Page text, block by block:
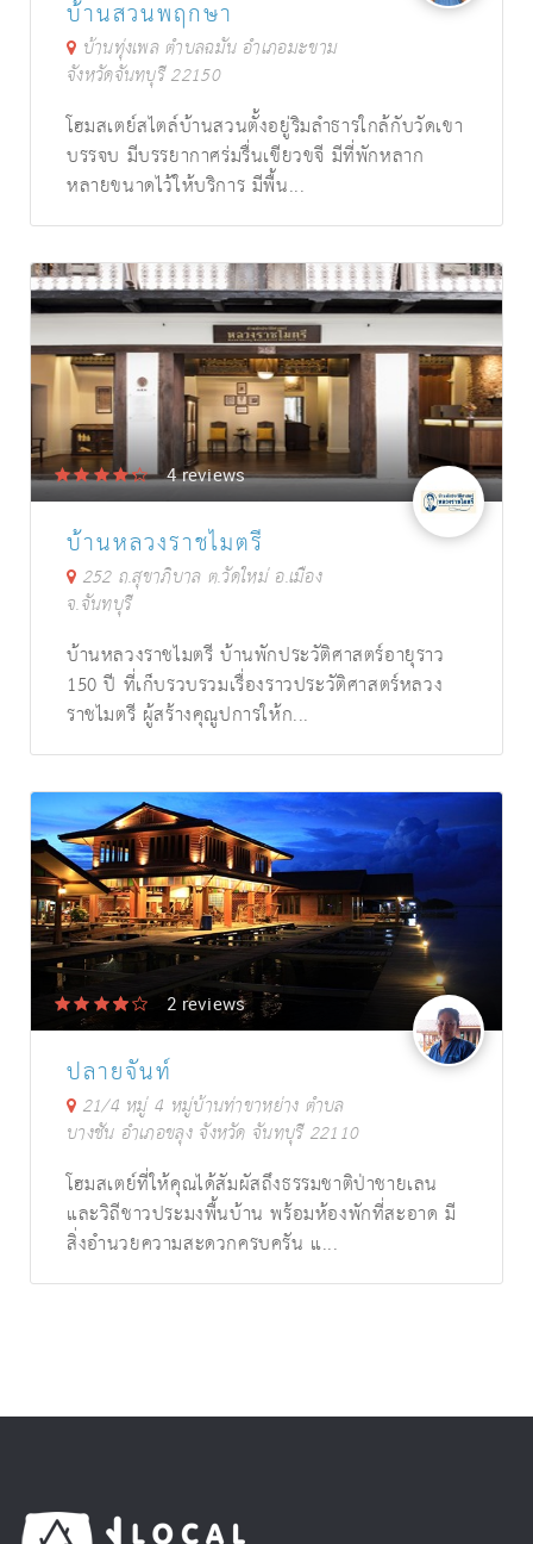
บ้านสวนพฤกษา
บ้านทุ่งเพล ตำบลฉมัน อำเภอมะขาม
จังหวัดจันทบุรี 22150
โฮมสเตย์สไตล์บ้านสวนตั้งอยู่ริมลำธารใกล้กับวัดเขา
บรรจบ มีบรรยากาศร่มรื่นเขียวขจี มีที่พักหลาก
หลายขนาดไว้ให้บริการ มีพื้น...
4 reviews
บ้านหลวงราชไมตรี
252 ถ.สุขาภิบาล ต.วัดใหม่ อ.เมือง
จ.จันทบุรี
บ้านหลวงราชไมตรี บ้านพักประวัติศาสตร์อายุราว
150 ปี ที่เก็บรวบรวมเรื่องราวประวัติศาสตร์หลวง
ราชไมตรี ผู้สร้างคุณูปการให้ก...
2 reviews
ปลายจันท์
21/4 หมู่ 4 หมู่บ้านท่าขาหย่าง ตำบล
บางชัน อำเภอขลุง จังหวัด จันทบุรี 22110
โฮมสเตย์ที่ให้คุณได้สัมผัสถึงธรรมชาติป่าชายเลน
และวิถีชาวประมงพื้นบ้าน พร้อมห้องพักที่สะอาด มี
สิ่งอำนวยความสะดวกครบครัน แ...